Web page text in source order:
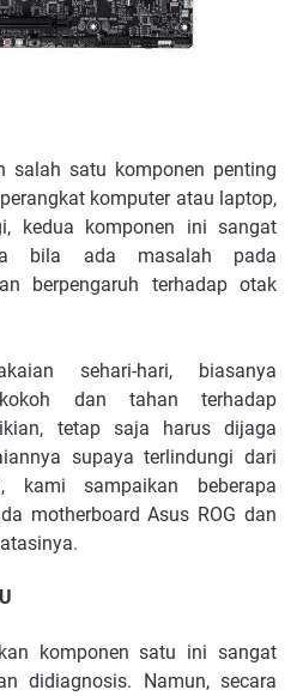
salah satu komponen penting
komputer atau laptop,
kedua komponen ini sangat
bila ada masalah pada
berpengaruh terhadap otak
sehari-hari, biasanya
dan tahan terhadap
tetap saja harus dijaga
supaya terlindungi dari
kami sampaikan beberapa
motherboard Asus ROG dan
komponen satu ini sangat
didiagnosis. Namun, secara